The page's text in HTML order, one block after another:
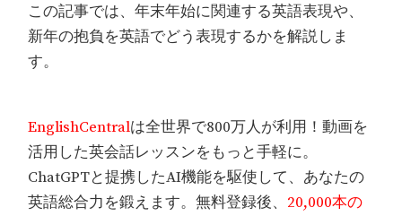
この記事では、年末年始に関連する英語表現や、
新年の抱負を英語でどう表現するかを解説しま
す。
EnglishCentralは全世界で800万人が利用！動画を
活用した英会話レッスンをもっと手軽に。
ChatGPTと提携したAI機能を駆使して、あなたの
英語総合力を鍛えます。無料登録後、 20,000本の